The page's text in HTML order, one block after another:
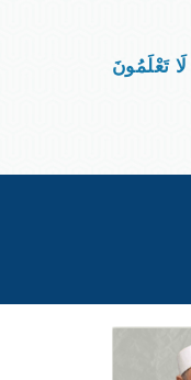
تَعْلَمُونَ